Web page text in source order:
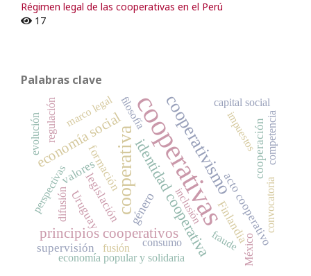
Régimen legal de las cooperativas en el Perú
17
Palabras clave
cooperativas
cooperativa cooperativismo
identidad cooperativa
principios cooperativos
economía social
género
cooperación
legislación
formación
acto cooperativo
valores
Uruguay Finlandia
supervisión
perspectivas
regulación marco legal capital social
evolución
inclusión convocatoria
competencia
economía popular y solidaria
difusión
impuestos
consumo fraudeMéxico
fusión
filosofía